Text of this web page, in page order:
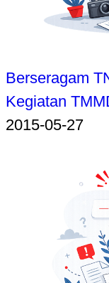
Berseragam
Kegiatan
2015-05-27